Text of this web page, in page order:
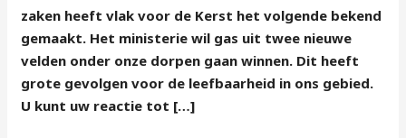
zaken heeft vlak voor de Kerst het volgende bekend
gemaakt. Het ministerie wil gas uit twee nieuwe
velden onder onze dorpen gaan winnen. Dit heeft
grote gevolgen voor de leefbaarheid in ons gebied.
U kunt uw reactie tot […]